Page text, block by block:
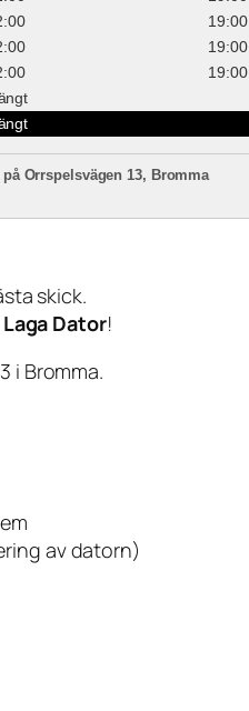
19:00
19:00
19:00
Orrspelsvägen 13, Bromma
skick.
Laga Dator!
i Bromma.
av datorn)